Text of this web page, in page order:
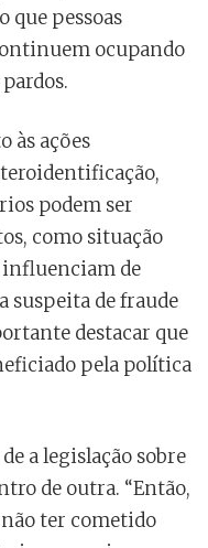
pessoas
ocupando
às ações
podem ser
como situação
de
de fraude
destacar que
pela política
a legislação sobre
de outra. “Então,
ter cometido